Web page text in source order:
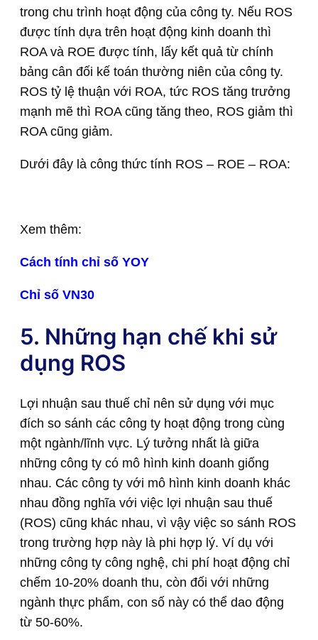
trong chu trình hoạt động của công ty. Nếu ROS
được tính dựa trên hoạt động kinh doanh thì
ROA và ROE được tính, lấy kết quả từ chính
bảng cân đối kế toán thường niên của công ty.
ROS tỷ lệ thuận với ROA, tức ROS tăng trưởng
mạnh mẽ thì ROA cũng tăng theo, ROS giảm thì
ROA cũng giảm.
Dưới đây là công thức tính ROS – ROE – ROA:
Xem thêm:
Cách tính chỉ số YOY
Chỉ số VN30
5. Những hạn chế khi sử
dụng ROS
Lợi nhuận sau thuế chỉ nên sử dụng với mục
đích so sánh các công ty hoạt động trong cùng
một ngành/lĩnh vực. Lý tưởng nhất là giữa
những công ty có mô hình kinh doanh giống
nhau. Các công ty với mô hình kinh doanh khác
nhau đồng nghĩa với việc lợi nhuận sau thuế
(ROS) cũng khác nhau, vì vậy việc so sánh ROS
trong trường hợp này là phi hợp lý. Ví dụ với
những công ty công nghệ, chi phí hoạt động chỉ
chếm 10-20% doanh thu, còn đối với những
ngành thực phẩm, con số này có thể dao động
từ 50-60%.